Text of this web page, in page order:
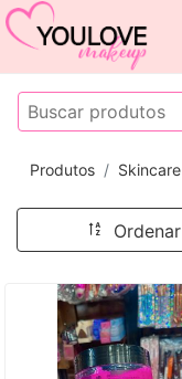
Produtos Skincare
Ordenar